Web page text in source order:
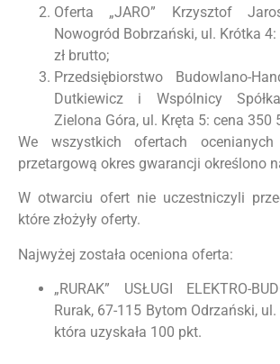
Oferta „JARO” Krzysztof
Nowogród Bobrzański, ul. Krótka
zł brutto;
Przedsiębiorstwo Budowlano-
Dutkiewicz i Wspólnicy
Zielona Góra, ul. Kręta 5: cena 350
We wszystkich ofertach
przetargową okres gwarancji określono
W otwarciu ofert nie uczestniczyli
które złożyły oferty.
Najwyżej została oceniona oferta:
„RURAK” USŁUGI ELEKTRO-
Rurak, 67-115 Bytom Odrzański,
która uzyskała 100 pkt.